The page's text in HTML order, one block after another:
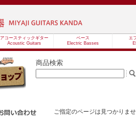
アコースティックギター
Acoustic Guitars
ベース
Electric Basses
エ
商品検索
ご指定のページは見つかりませ